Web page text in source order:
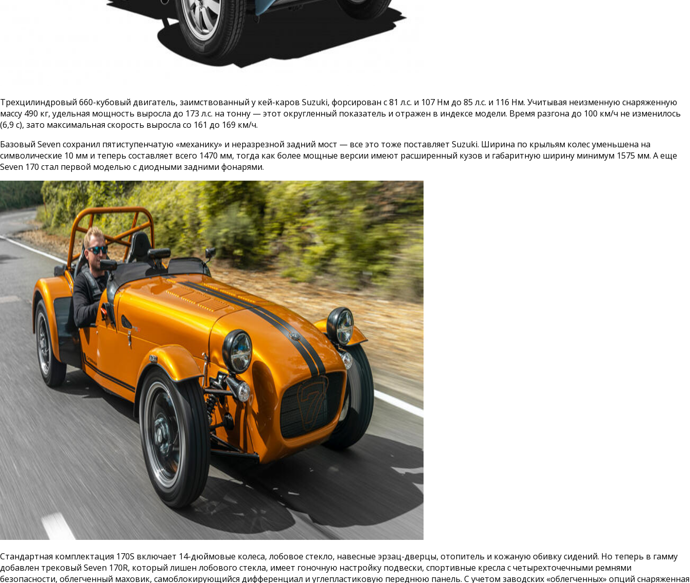
Трехцилиндровый 660-кубовый двигатель, заимствованный у кей-каров Suzuki, форсирован с 81 л.с. и 107 Нм до 85 л.с. и 116 Нм. Учитывая неизменную снаряженную
массу 490 кг, удельная мощность выросла до 173 л.с. на тонну — этот округленный показатель и отражен в индексе модели. Время разгона до 100 км/ч не изменилось
(6,9 с), зато максимальная скорость выросла со 161 до 169 км/ч.
Базовый Seven сохранил пятиступенчатую «механику» и неразрезной задний мост — все это тоже поставляет Suzuki. Ширина по крыльям колес уменьшена на
символические 10 мм и теперь составляет всего 1470 мм, тогда как более мощные версии имеют расширенный кузов и габаритную ширину минимум 1575 мм. А еще
Seven 170 стал первой моделью с диодными задними фонарями.
Стандартная комплектация 170S включает 14-дюймовые колеса, лобовое стекло, навесные эрзац-дверцы, отопитель и кожаную обивку сидений. Но теперь в гамму
добавлен трековый Seven 170R, который лишен лобового стекла, имеет гоночную настройку подвески, спортивные кресла с четырехточечными ремнями
безопасности, облегченный маховик, самоблокирующийся дифференциал и углепластиковую переднюю панель. С учетом заводских «облегченных» опций снаряженная